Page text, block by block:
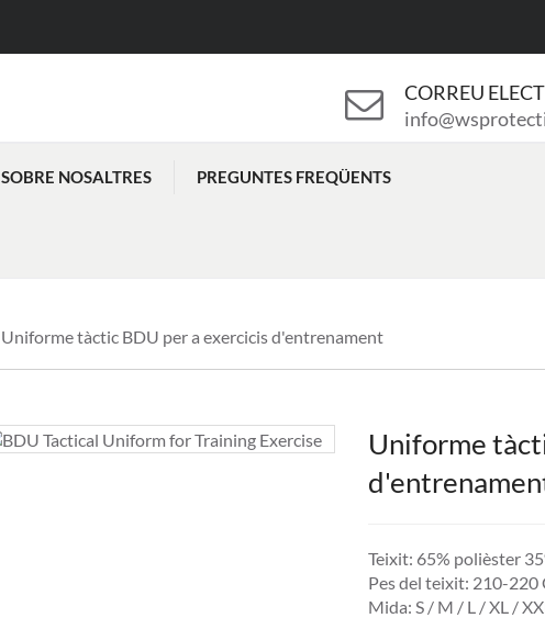
CORREU
SOBRE NOSALTRES PREGUNTES FREQÜENTS
Uniforme tàctic BDU per a exercicis d'entrenament
Uniforme
Teixit: 65% polièster
Pes del teixit: 210-220
Mida: S / M / L / XL /